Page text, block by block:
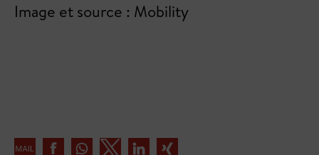
Image et source : Mobility